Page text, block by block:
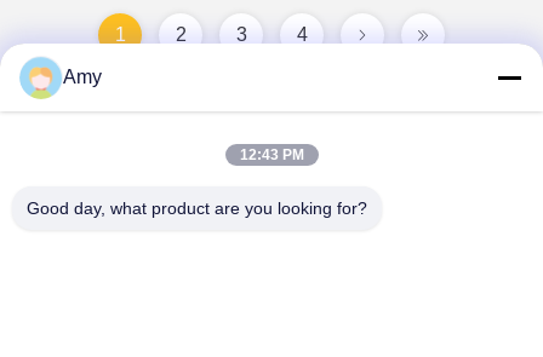
1 2 3 4
Amy
12:43 PM
Good day, what product are you looking for?